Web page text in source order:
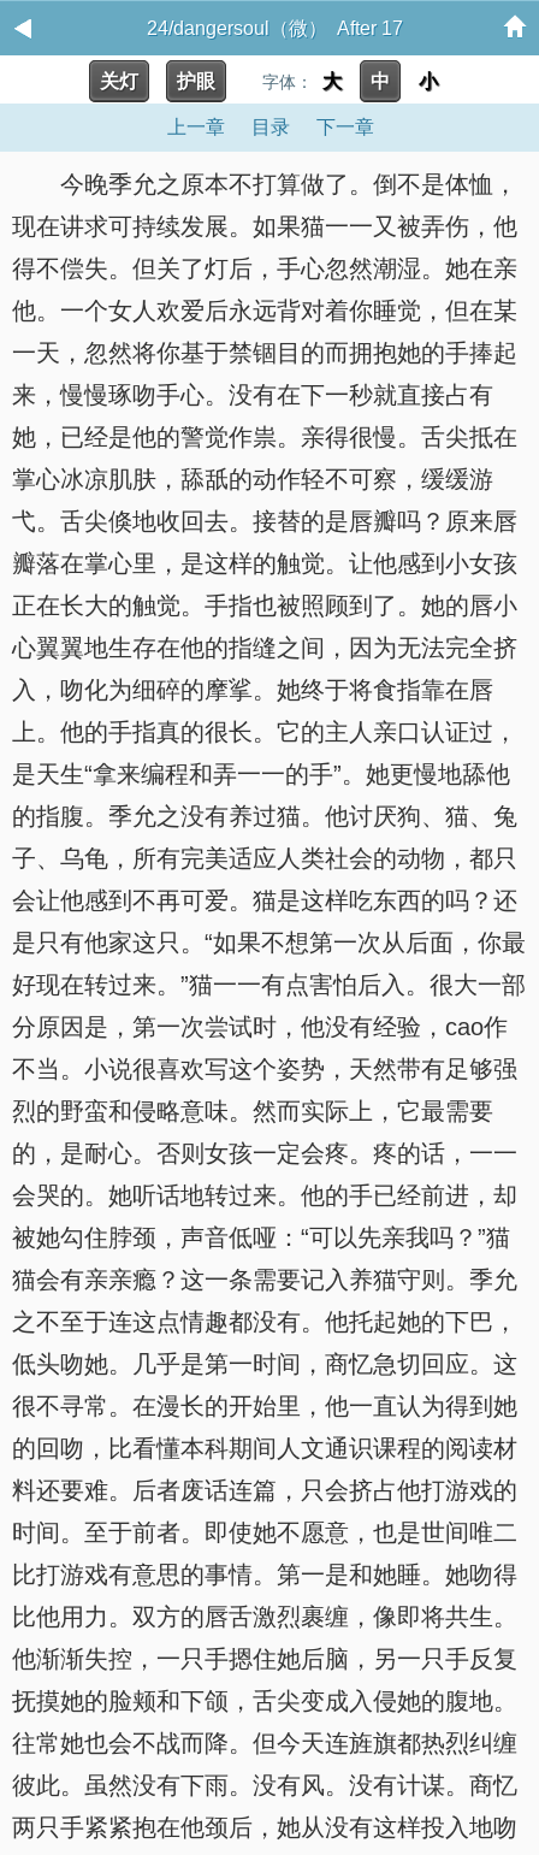
24/dangersoul（微） After 17
关灯 护眼 字体： 大 中 小
上一章 目录 下一章
今晚季允之原本不打算做了。倒不是体恤，
现在讲求可持续发展。如果猫一一又被弄伤，他
得不偿失。但关了灯后，手心忽然潮湿。她在亲
他。一个女人欢爱后永远背对着你睡觉，但在某
一天，忽然将你基于禁锢目的而拥抱她的手捧起
来，慢慢琢吻手心。没有在下一秒就直接占有
她，已经是他的警觉作祟。亲得很慢。舌尖抵在
掌心冰凉肌肤，舔舐的动作轻不可察，缓缓游
弋。舌尖倏地收回去。接替的是唇瓣吗？原来唇
瓣落在掌心里，是这样的触觉。让他感到小女孩
正在长大的触觉。手指也被照顾到了。她的唇小
心翼翼地生存在他的指缝之间，因为无法完全挤
入，吻化为细碎的摩挲。她终于将食指靠在唇
上。他的手指真的很长。它的主人亲口认证过，
是天生“拿来编程和弄一一的手”。她更慢地舔他
的指腹。季允之没有养过猫。他讨厌狗、猫、兔
子、乌龟，所有完美适应人类社会的动物，都只
会让他感到不再可爱。猫是这样吃东西的吗？还
是只有他家这只。“如果不想第一次从后面，你最
好现在转过来。”猫一一有点害怕后入。很大一部
分原因是，第一次尝试时，他没有经验，cao作
不当。小说很喜欢写这个姿势，天然带有足够强
烈的野蛮和侵略意味。然而实际上，它最需要
的，是耐心。否则女孩一定会疼。疼的话，一一
会哭的。她听话地转过来。他的手已经前进，却
被她勾住脖颈，声音低哑：“可以先亲我吗？”猫
猫会有亲亲瘾？这一条需要记入养猫守则。季允
之不至于连这点情趣都没有。他托起她的下巴，
低头吻她。几乎是第一时间，商忆急切回应。这
很不寻常。在漫长的开始里，他一直认为得到她
的回吻，比看懂本科期间人文通识课程的阅读材
料还要难。后者废话连篇，只会挤占他打游戏的
时间。至于前者。即使她不愿意，也是世间唯二
比打游戏有意思的事情。第一是和她睡。她吻得
比他用力。双方的唇舌激烈裹缠，像即将共生。
他渐渐失控，一只手摁住她后脑，另一只手反复
抚摸她的脸颊和下颌，舌尖变成入侵她的腹地。
往常她也会不战而降。但今天连旌旗都热烈纠缠
彼此。虽然没有下雨。没有风。没有计谋。商忆
两只手紧紧抱在他颈后，她从没有这样投入地吻